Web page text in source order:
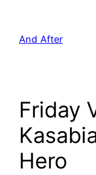
And After
Friday
Hero